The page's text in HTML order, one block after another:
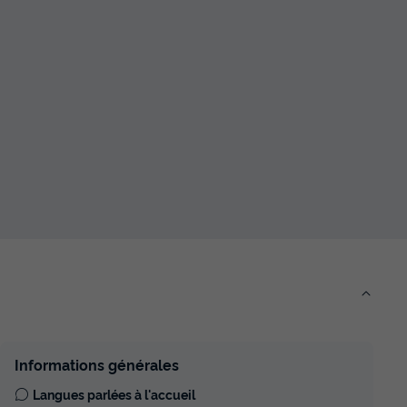
Informations générales
Langues parlées à l'accueil